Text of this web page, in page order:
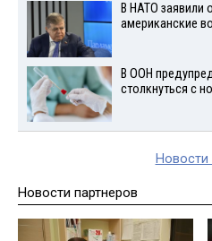
В НАТО заявили
американские
В ООН
столкнуться с
Новости партнеров